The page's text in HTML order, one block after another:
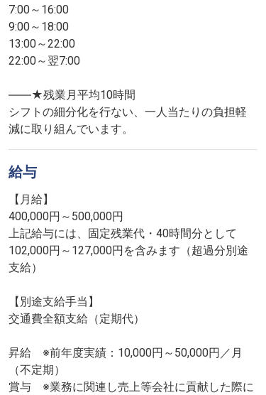
7:00～16:00
9:00～18:00
13:00～22:00
22:00～翌7:00
――★残業月平均10時間
シフトの細分化を行ない、一人当たりの負担軽
減に取り組んでいます。
給与
【月給】
400,000円～500,000円
上記給与には、固定残業代・40時間分として
102,000円～127,000円を含みます（超過分別途
支給）
【別途支給手当】
交通費全額支給（定期代）
昇給 ※前年度実績：10,000円～50,000円／月
（不定期）
賞与 ※業務に関連し売上等会社に貢献した際に